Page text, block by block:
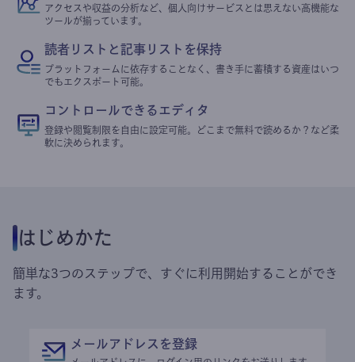
アクセスや収益の分析など、個人向けサービスとは思えない高機能な
ツールが揃っています。
読者リストと記事リストを保持
プラットフォームに依存することなく、書き手に蓄積する資産はいつ
でもエクスポート可能。
コントロールできるエディタ
登録や閲覧制限を自由に設定可能。どこまで無料で読めるか？など柔
軟に決められます。
はじめかた
簡単な3つのステップで、すぐに利用開始することができ
ます。
メールアドレスを登録